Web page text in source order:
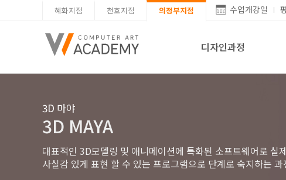
혜화지점 천호지점 의정부지점 수업개강일
디자인과정
3D 마야
3D MAYA
대표적인 3D모델링 및 애니메이션에 특화된 소프트웨어로 실
사실감 있게 표현 할 수 있는 프로그램으로 단계로 숙지하는 과